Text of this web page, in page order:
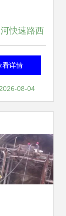
快速路西
地下管线迂
用60天，
推进
看详情
08-04